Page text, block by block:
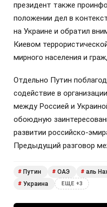
президент также
положении дел в
на Украине и обратил
Киевом
мирного населения и
Отдельно Путин
содействие в
между Россией и
обоюдную
развитии российско-
Предыдущий разговор
# Путин # ОАЭ # аль
# Украина ЕЩЕ +3